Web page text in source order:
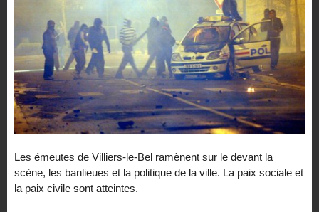
Les émeutes de Villiers-le-Bel ramènent sur le devant la
scène, les banlieues et la politique de la ville. La paix sociale et
la paix civile sont atteintes.